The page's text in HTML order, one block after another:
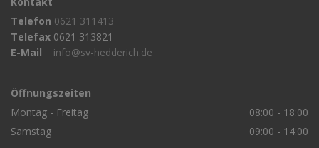
Telefon 0621 311413
Telefax 0621 313821
E-Mail
info@sv-hedderich.de
Öffnungszeiten
Montag - Freitag
08:00 - 18:00
Samstag
09:00 - 14:00